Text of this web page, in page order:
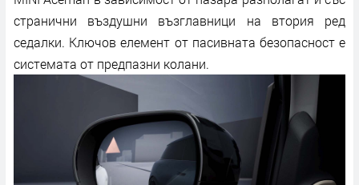
странични въздушни възглавници на втория ред
седалки. Ключов елемент от пасивната безопасност е
системата от предпазни колани.